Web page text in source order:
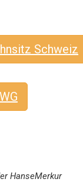
Schweiz
HanseMerkur